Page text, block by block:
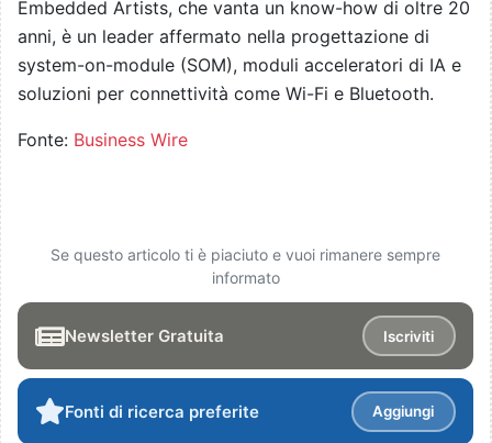
Embedded Artists, che vanta un know-how di oltre 20
anni, è un leader affermato nella progettazione di
system-on-module (SOM), moduli acceleratori di IA e
soluzioni per connettività come Wi-Fi e Bluetooth.
Fonte: Business Wire
Se questo articolo ti è piaciuto e vuoi rimanere sempre
informato
Newsletter Gratuita Iscriviti
Fonti di ricerca preferite Aggiungi